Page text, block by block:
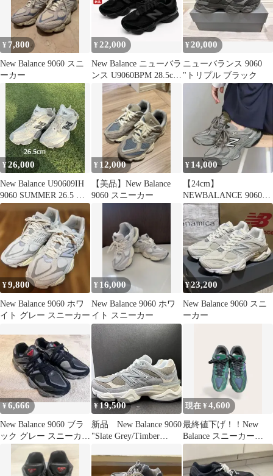
¥ 7,800
New Balance 9060 スニ
ーカー
¥ 22,000
New Balance ニューバラ
ンス U9060BPM 28.5cm
¥20,000
ニューバランス 9060
"トリプル ブラック
¥26,000
New Balance U90609IH
9060 SUMMER 26.5 中
古
¥ 12,000
【美品】New Balance
9060 スニーカー
¥ 14,000
【24cm】
NEWBALANCE 9060
U9060ZGB
¥9,800
New Balance 9060 ホワ
イト グレー スニーカー
¥ 16,000
New Balance 9060 ホワ
イト スニーカー
¥23,200
New Balance 9060 スニ
ーカー
¥6,666
New Balance 9060 ブラ
ック グレー スニーカー
¥19,500
新品 New Balance 9060
"Slate Grey/Timber
バランス 9060 "スレー
トグレー/ティンバーウ
現在 ¥4,600
最終値下げ！！New
Balance スニーカー
U9060グリーン